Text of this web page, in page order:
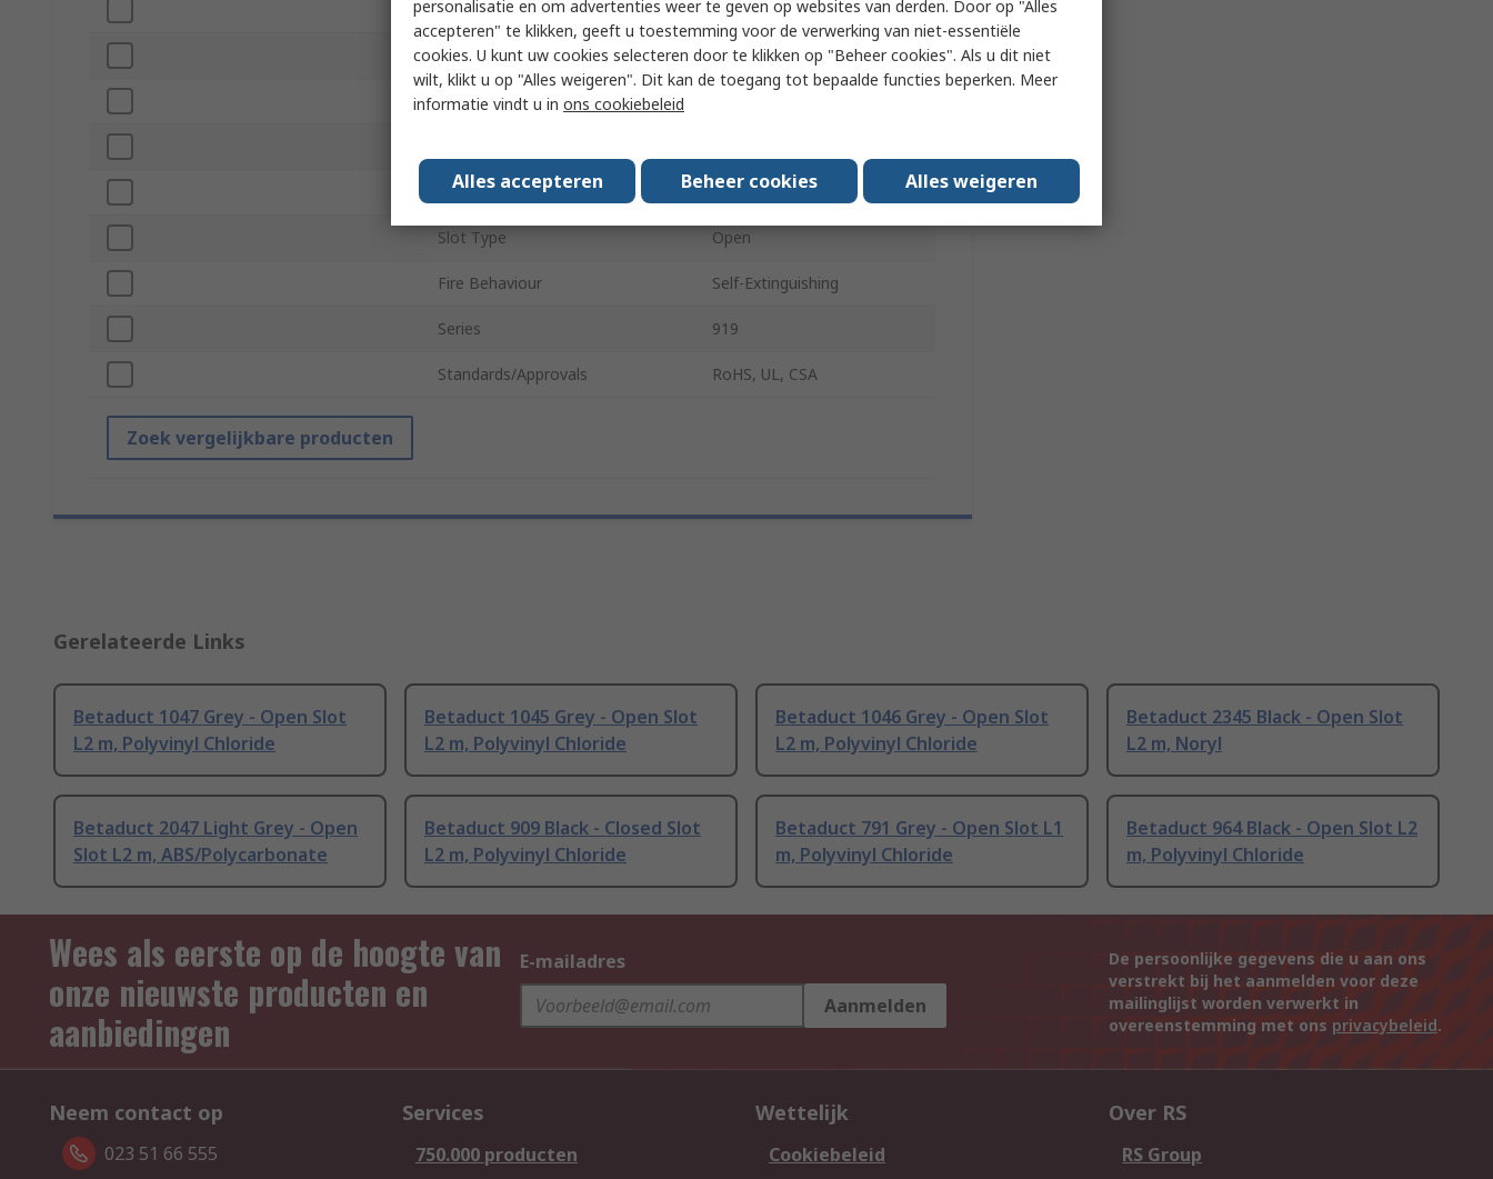
Product Type Cable Trunking
Depth 75mm
Colour
Length 2m
Slot Type Open
Fire Behaviour Self-Extinguishing
Series 919
Standards/Approvals RoHS, UL, CSA
Zoek vergelijkbare producten
Gerelateerde Links
Betaduct 1047 Grey - Open Slot
L2 m, Polyvinyl Chloride
Betaduct 1045 Grey - Open Slot
L2 m, Polyvinyl Chloride
Betaduct 1046 Grey - Open Slot
L2 m, Polyvinyl Chloride
Betaduct 2345 Black - Open Slot
L2 m, Noryl
Betaduct 2047 Light Grey - Open
Slot L2 m, ABS/Polycarbonate
Betaduct 909 Black - Closed Slot
L2 m, Polyvinyl Chloride
Betaduct 791 Grey - Open Slot L1
m, Polyvinyl Chloride
Betaduct 964 Black - Open Slot L2
m, Polyvinyl Chloride
Wees als eerste op de hoogte van
onze nieuwste producten en
aanbiedingen
E-mailadres
Aanmelden
De persoonlijke gegevens die u aan ons
verstrekt bij het aanmelden voor deze
mailinglijst worden verwerkt in
overeenstemming met ons privacybeleid.
Neem contact op
023 51 66 555
Services
750.000 producten
Wettelijk
Cookiebeleid
Over RS
RS Group
personalisatie en om advertenties weer te geven op websites van derden. Door op "Alles
accepteren" te klikken, geeft u toestemming voor de verwerking van niet-essentiële
cookies. U kunt uw cookies selecteren door te klikken op "Beheer cookies". Als u dit niet
wilt, klikt u op "Alles weigeren". Dit kan de toegang tot bepaalde functies beperken. Meer
informatie vindt u in ons cookiebeleid
Alles accepteren Beheer cookies Alles weigeren